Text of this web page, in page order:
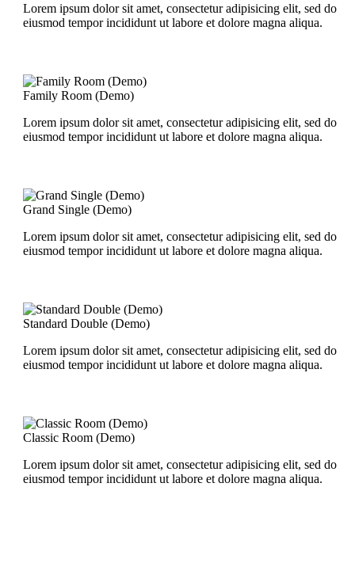
Lorem ipsum dolor sit amet, consectetur adipisicing elit, sed do
eiusmod tempor incididunt ut labore et dolore magna aliqua.
Family Room (Demo)
Lorem ipsum dolor sit amet, consectetur adipisicing elit, sed do
eiusmod tempor incididunt ut labore et dolore magna aliqua.
Grand Single (Demo)
Lorem ipsum dolor sit amet, consectetur adipisicing elit, sed do
eiusmod tempor incididunt ut labore et dolore magna aliqua.
Standard Double (Demo)
Lorem ipsum dolor sit amet, consectetur adipisicing elit, sed do
eiusmod tempor incididunt ut labore et dolore magna aliqua.
Classic Room (Demo)
Lorem ipsum dolor sit amet, consectetur adipisicing elit, sed do
eiusmod tempor incididunt ut labore et dolore magna aliqua.